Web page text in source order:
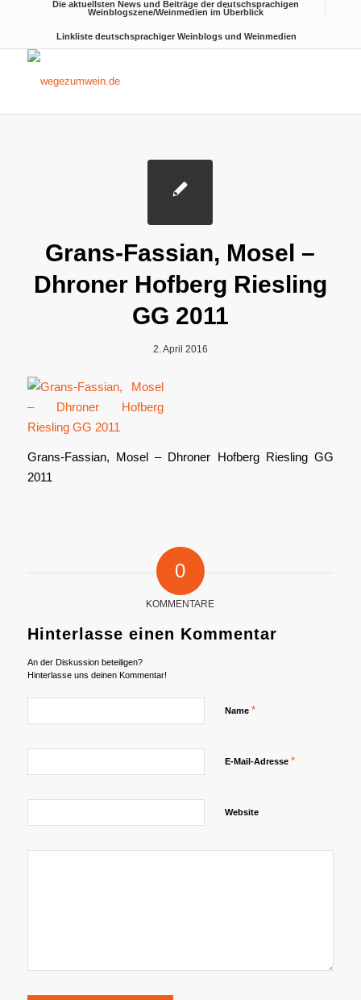
Die aktuellsten News und Beiträge der deutschsprachigen
Weinblogszene/Weinmedien im Überblick
Linkliste deutschsprachiger Weinblogs und Weinmedien
Grans-Fassian, Mosel –
Dhroner Hofberg Riesling
GG 2011
2. April 2016
Grans-Fassian, Mosel – Dhroner Hofberg Riesling GG
2011
0
KOMMENTARE
Hinterlasse einen Kommentar
An der Diskussion beteiligen?
Hinterlasse uns deinen Kommentar!
Name *
E-Mail-Adresse *
Website